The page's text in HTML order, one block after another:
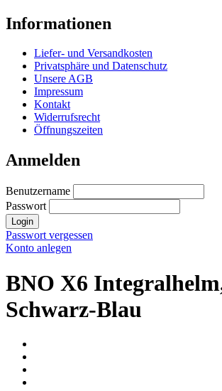
Informationen
Liefer- und Versandkosten
Privatsphäre und Datenschutz
Unsere AGB
Impressum
Kontakt
Widerrufsrecht
Öffnungszeiten
Anmelden
Benutzername
Passwort
Login
Passwort vergessen
Konto anlegen
BNO X6
Schwarz-Blau